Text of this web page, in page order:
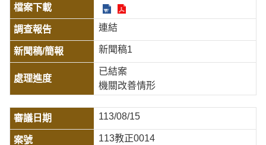
連結
新聞稿1
已結案
機關改善情形
113/08/15
113教正0014